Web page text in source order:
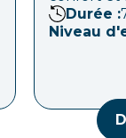
Durée :
Niveau